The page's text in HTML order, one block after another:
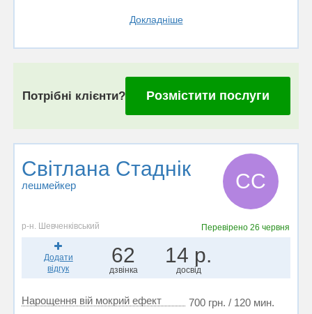
Докладніше
Потрібні клієнти? Розмістити послуги
Світлана Стаднік
лешмейкер СС
р-н. Шевченківський Перевірено26 червня
Додати
відгук
62
дзвінка
14 р.
досвід
Нарощення вій мокрий ефект 700 грн. / 120 мин.